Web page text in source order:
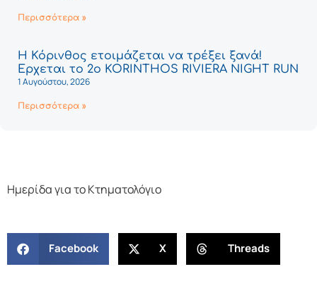
Περισσότερα »
Η Κόρινθος ετοιμάζεται να τρέξει ξανά!
Έρχεται το 2ο KORINTHOS RIVIERA NIGHT RUN
1 Αυγούστου, 2026
Περισσότερα »
Ημερίδα για το Κτηματολόγιο
Facebook X Threads